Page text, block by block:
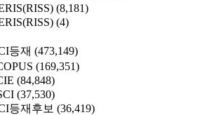
(8,181)
(4)
등재 (473,149)
(169,351)
(84,848)
(37,530)
등재후보 (36,419)